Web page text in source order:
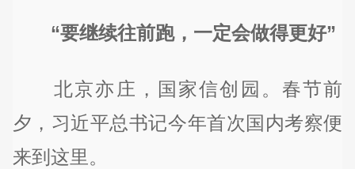
“要继续往前跑，一定会做得更好”
北京亦庄，国家信创园。春节前
夕，习近平总书记今年首次国内考察便
来到这里。